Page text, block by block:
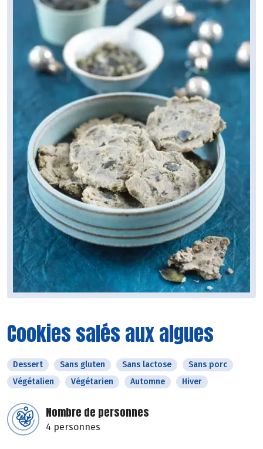
Cookies salés aux algues
Dessert Sans gluten Sans lactose
Sans porc
Végétalien
Végétarien Automne Hiver
Nombre de personnes
4 personnes